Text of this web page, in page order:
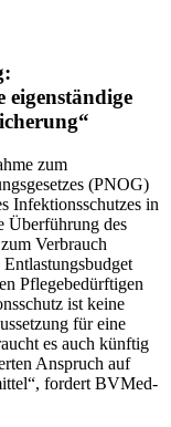
eigenständige
zum
(PNOG)
Infektionsschutzes in
Überführung des
Verbrauch
Pflegebedürftigen
ist keine
für eine
es auch künftig
Anspruch auf
fordert BVMed-